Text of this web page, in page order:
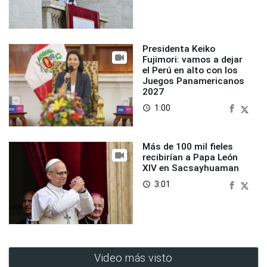
Presidenta Keiko
Fujimori: vamos a dejar
el Perú en alto con los
Juegos Panamericanos
2027
access_time 1:00
Más de 100 mil fieles
recibirían a Papa León
XIV en Sacsayhuaman
access_time 3:01
Video más visto